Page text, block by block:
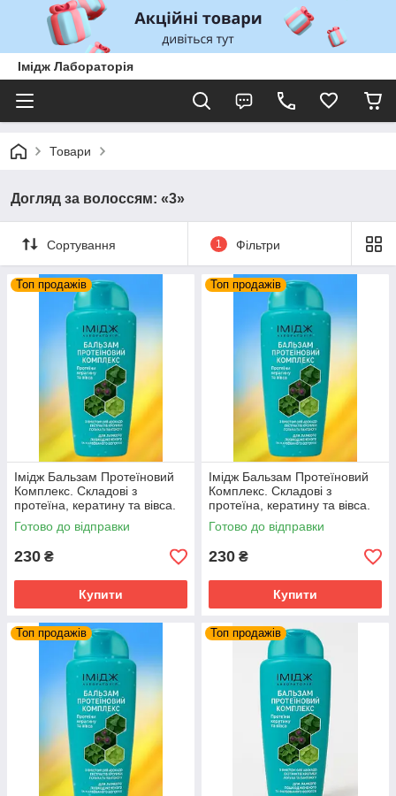
Імідж Лабораторія
Товари
Догляд за волоссям: «3»
Сортування 1 Фільтри
Топ продажів
Імідж Бальзам Протеїновий
Комплекс. Складові з
протеїна, кератину та вівса.
Імідж Лабораторія
Готово до відправки
230 ₴
Купити
Топ продажів
Імідж Бальзам Протеїновий
Комплекс. Складові з
протеїна, кератину та вівса.
Імідж Лабораторія
Готово до відправки
230 ₴
Купити
Топ продажів Топ продажів